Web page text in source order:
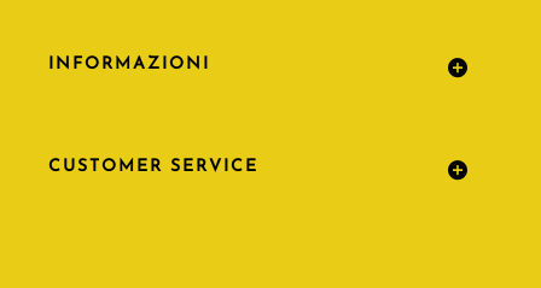
INFORMAZIONI
CUSTOMER SERVICE